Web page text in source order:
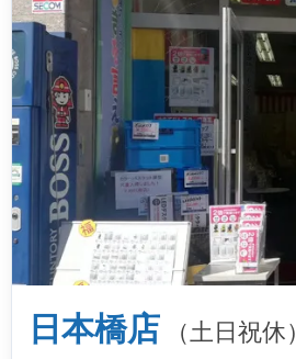
日本橋店 （土日祝休）